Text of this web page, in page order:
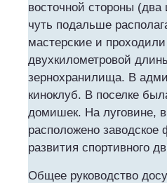
восточной стороны
чуть подальше
мастерские и
двухкилометровой
зернохранилища. В
киноклуб. В поселке
домишек. На луговине,
расположено
развития спортивного
Общее руководство